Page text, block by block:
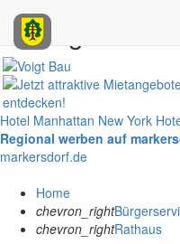
Anzeigen
Hotel Manhattan New York
Regional werben auf
markersdorf.de
Home
chevron_right
chevron_rightRathaus